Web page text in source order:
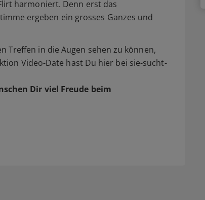
harmoniert. Denn erst das
ergeben ein grosses Ganzes und
Treffen in die Augen sehen zu können,
Video-Date hast Du hier bei sie-sucht-
Dir viel Freude beim